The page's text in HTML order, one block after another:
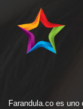
Farandula.co es